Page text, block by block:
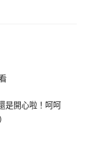
是開心啦！呵呵